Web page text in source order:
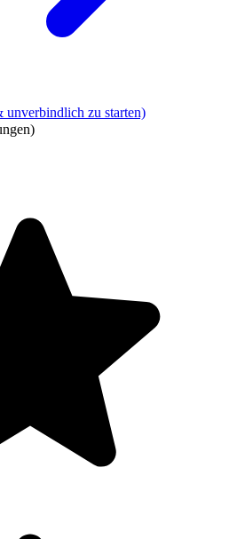
unverbindlich zu starten)